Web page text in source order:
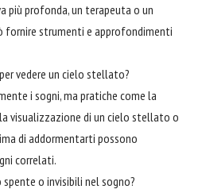
più profonda, un terapeuta o un
fornire strumenti e approfondimenti
vedere un cielo stellato?
i sogni, ma pratiche come la
visualizzazione di un cielo stellato o
di addormentarti possono
correlati.
o invisibili nel sogno?